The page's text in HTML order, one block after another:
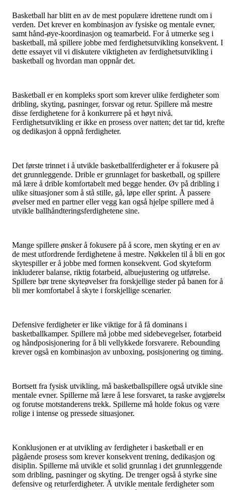
Basketball har blitt en av de mest populære idrettene rundt om i
verden. Det krever en kombinasjon av fysiske og mentale evner,
samt hånd-øye-koordinasjon og teamarbeid. For å utmerke seg i
basketball, må spillere jobbe med ferdighetsutvikling konsekvent. I
dette essayet vil vi diskutere viktigheten av ferdighetsutvikling i
basketball og hvordan man oppnår det.
Basketball er en kompleks sport som krever ulike ferdigheter som
dribling, skyting, pasninger, forsvar og retur. Spillere må mestre
disse ferdighetene for å konkurrere på et høyt nivå.
Ferdighetsutvikling er ikke en prosess over natten; det tar tid,
og dedikasjon å oppnå ferdigheter.
Det første trinnet i å utvikle basketballferdigheter er å fokusere på
det grunnleggende. Drible er grunnlaget for basketball, og spillere
må lære å drible komfortabelt med begge hender. Øv på dribling i
ulike situasjoner som å stå stille, gå, løpe eller sprint. Å passere
øvelser med en partner eller vegg kan også hjelpe spillere med å
utvikle ballhåndteringsferdighetene sine.
Mange spillere ønsker å fokusere på å score, men skyting er en av
de mest utfordrende ferdighetene å mestre. Nøkkelen til å bli en
skytespiller er å jobbe med formen konsekvent. God skyteform
inkluderer balanse, riktig fotarbeid, albuejustering og utførelse.
Spillere bør trene skyteøvelser fra forskjellige steder på banen for å
bli mer komfortabel å skyte i forskjellige scenarier.
Defensive ferdigheter er like viktige for å få dominans i
basketballkamper. Spillere må jobbe med sidebevegelser, fotarbeid
og håndposisjonering for å bli vellykkede forsvarere. Rebounding
krever også en kombinasjon av unboxing, posisjonering og timing.
Bortsett fra fysisk utvikling, må basketballspillere også utvikle sine
mentale evner. Spillerne må lære å lese forsvaret, ta raske
og forutse motstanderens trekk. Spillerne må holde fokus og være
rolige i intense og pressede situasjoner.
Konklusjonen er at utvikling av ferdigheter i basketball er en
pågående prosess som krever konsekvent trening, dedikasjon og
disiplin. Spillerne må utvikle et solid grunnlag i det grunnleggende
som dribling, pasninger og skyting. De trenger også å styrke sine
defensive og returferdigheter. Å utvikle mentale ferdigheter som